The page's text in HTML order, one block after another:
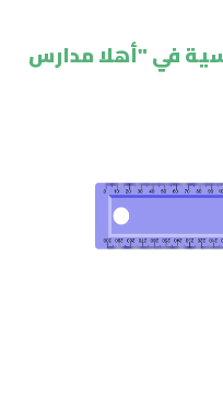
في "أهلا مدارس